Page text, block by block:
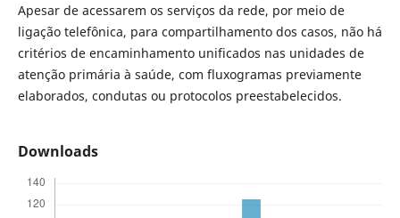
Apesar de acessarem os serviços da rede, por meio de
ligação telefônica, para compartilhamento dos casos, não há
critérios de encaminhamento unificados nas unidades de
atenção primária à saúde, com fluxogramas previamente
elaborados, condutas ou protocolos preestabelecidos.
Downloads